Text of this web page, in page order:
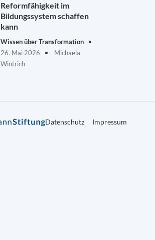
Reformfähigkeit im
Bildungssystem schaffen
kann
Wissen über Transformation
26. Mai 2026
Michaela
Wintrich
Datenschutz Impressum